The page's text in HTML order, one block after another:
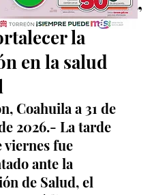
“Código 100”
la
en la salud
Coahuila a 31 de
2026.- La tarde
viernes fue
ante la
de Salud, el